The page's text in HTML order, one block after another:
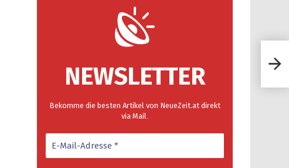
NEWSLETTER
Bekomme die besten Artikel von NeueZeit.at direkt
via Mail.